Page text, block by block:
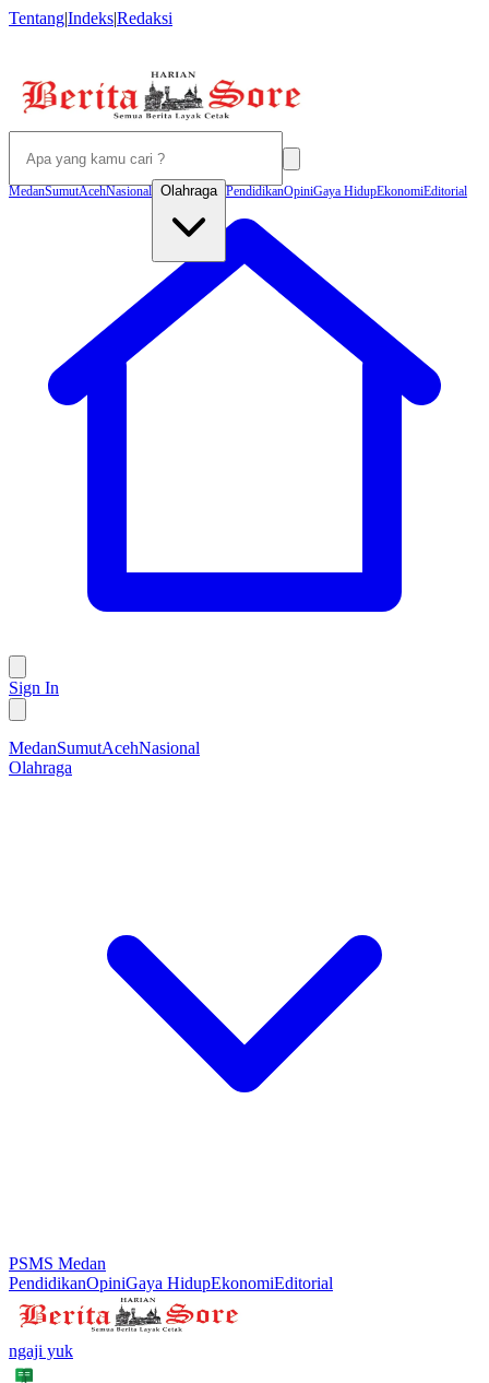
Tentang|Indeks|Redaksi
MedanSumutAcehNasional Olahraga PendidikanOpiniGaya HidupEkonomiEditorial
Sign In
MedanSumutAcehNasional
Olahraga
PSMS Medan
PendidikanOpiniGaya HidupEkonomiEditorial
ngaji yuk